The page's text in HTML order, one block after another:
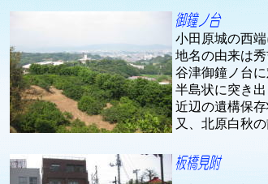
小田原城の西
地名の由来は
谷津御鐘ノ台
半島状に突き
近辺の遺構保
又、北原白秋